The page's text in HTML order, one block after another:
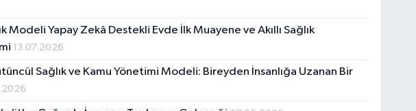
Modeli Yapay Zekâ Destekli Evde İlk Muayene ve Akıllı Sağlık
13.07.2026
Sağlık ve Kamu Yönetimi Modeli: Bireyden İnsanlığa Uzanan Bir